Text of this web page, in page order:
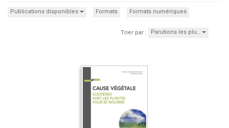
Publications disponibles Formats Formats numériques
Trier par : Parutions les plu…